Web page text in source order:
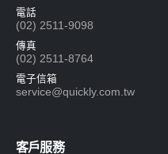
電話
(02) 2511-9098
傳真
(02) 2511-8764
電子信箱
service@quickly.com.tw
客戶服務